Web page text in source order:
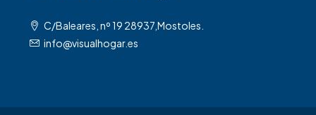
C/Baleares, nº 19 28937,Mostoles.
info@visualhogar.es